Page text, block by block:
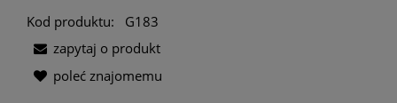
Kod produktu:
G183
zapytaj o produkt
poleć znajomemu